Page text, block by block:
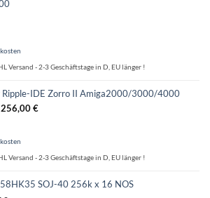
Versand - 2-3 Geschäftstage in D, EU länger !
Ripple-IDE Zorro II Amiga2000/3000/4000
256,00€
Versand - 2-3 Geschäftstage in D, EU länger !
SOJ-40 256k x 16 NOS